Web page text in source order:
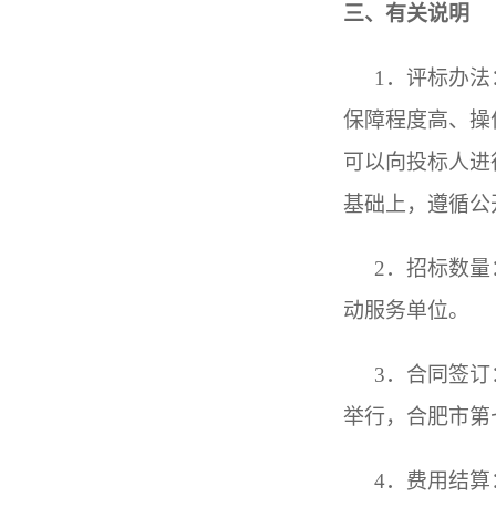
三、有关说明
1．评标办
保障程度高、
可以向投标人
基础上，遵循
2．招标数
动服务单位。
3．合同签
举行，合肥市
4．费用结